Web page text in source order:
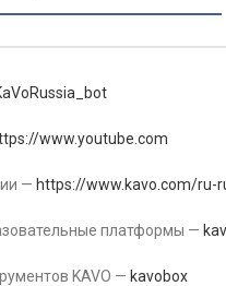
www.youtube.com
— https://www.kavo.com/ru-
платформы —
KAVO — kavobox